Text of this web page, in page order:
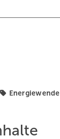
Energiewende